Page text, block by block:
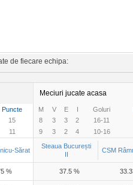
de fiecare echipa:
Meciuri jucate acasa
Puncte M V E I Goluri
15 8 3 3 2 16-11
11 9 3 2 4 10-16
Sărat
Steaua București
II
CSM
% 37.5 %